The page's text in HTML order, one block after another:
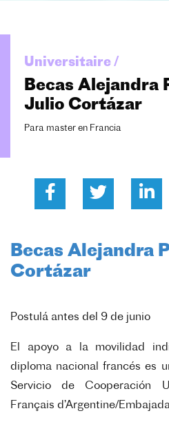
Universitaire /
Becas Alejandra
Julio Cortázar
Para master en Francia
Becas Alejandra
Cortázar
Postulá antes del 9 de junio
El apoyo a la movilidad
diploma nacional francés es
Servicio de Cooperación
Français d’Argentine/